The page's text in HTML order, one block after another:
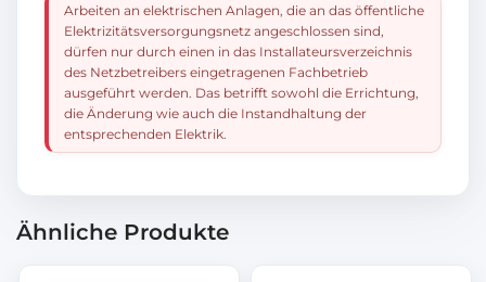
Arbeiten an elektrischen Anlagen, die an das öffentliche
Elektrizitätsversorgungsnetz angeschlossen sind,
dürfen nur durch einen in das Installateursverzeichnis
des Netzbetreibers eingetragenen Fachbetrieb
ausgeführt werden. Das betrifft sowohl die Errichtung,
die Änderung wie auch die Instandhaltung der
entsprechenden Elektrik.
Ähnliche Produkte